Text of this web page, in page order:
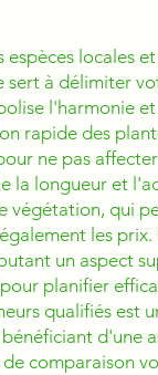
locales
sert à délimiter
l'harmonie
rapide des
ne pas
la longueur et
végétation, qui
les
un aspect
planifier
qualifiés est
d'une
comparaison